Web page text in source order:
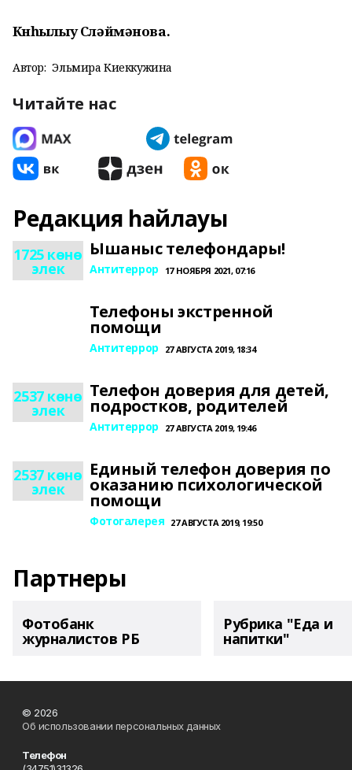
Көнһылыу Сөләймәнова.
Автор: Эльмира Киеккужина
Читайте нас
Редакция һайлауы
1725 көнө
элек
Ышаныс телефондары!
Антитеррор 17 НОЯБРЯ 2021, 07:16
Телефоны экстренной
помощи
Антитеррор 27 АВГУСТА 2019, 18:34
2537 көнө
элек
Телефон доверия для детей,
подростков, родителей
Антитеррор 27 АВГУСТА 2019, 19:46
2537 көнө
элек
Единый телефон доверия по
оказанию психологической
помощи
Фотогалерея 27 АВГУСТА 2019, 19:50
Партнеры
Фотобанк
журналистов РБ
Рубрика "Еда и
напитки"
© 2026
Об использовании персональных данных
Телефон